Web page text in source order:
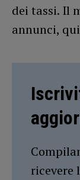
dei tassi. Il
annunci,
ricevere